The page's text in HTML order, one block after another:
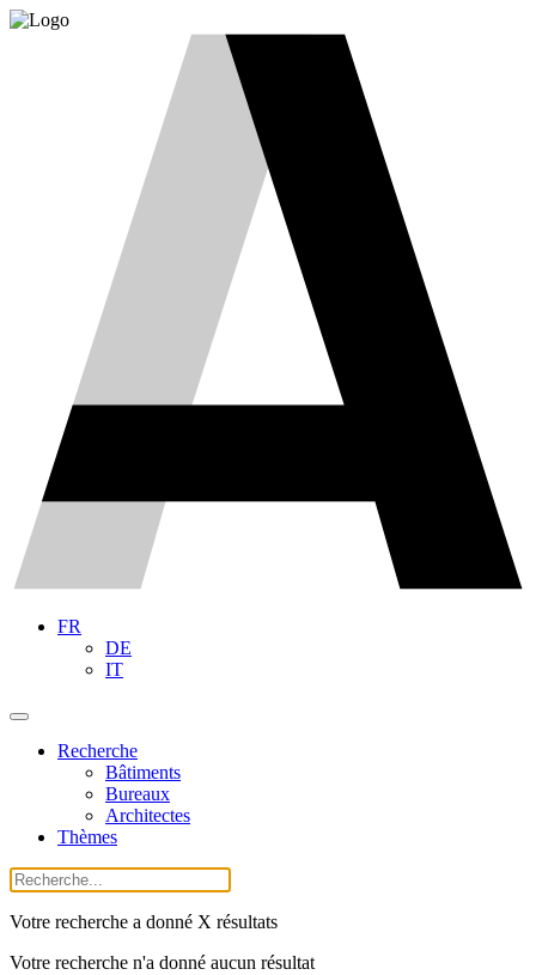
FR
DE
IT
Recherche
Bâtiments
Bureaux
Architectes
Thèmes
Votre recherche a donné X résultats
Votre recherche n'a donné aucun résultat